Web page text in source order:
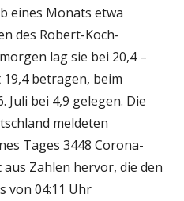
eines Monats etwa
des Robert-Koch-
lag sie bei 20,4 –
betragen, beim
bei 4,9 gelegen. Die
meldeten
Tages 3448 Corona-
Zahlen hervor, die den
von 04:11 Uhr